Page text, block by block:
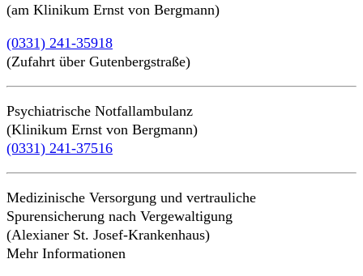
(am Klinikum Ernst von Bergmann)
(0331) 241-35918
(Zufahrt über Gutenbergstraße)
Psychiatrische Notfallambulanz
(Klinikum Ernst von Bergmann)
(0331) 241-37516
Medizinische Versorgung und vertrauliche
Spurensicherung nach Vergewaltigung
(Alexianer St. Josef-Krankenhaus)
Mehr Informationen​​​​​​​